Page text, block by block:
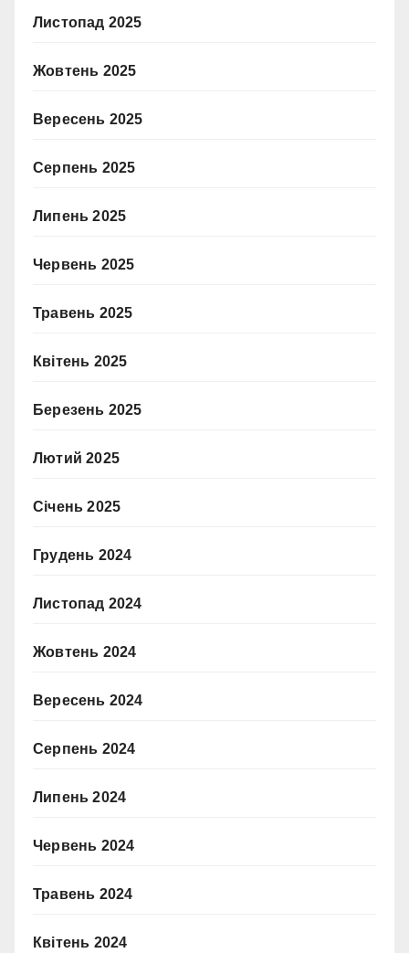
Листопад 2025
Жовтень 2025
Вересень 2025
Серпень 2025
Липень 2025
Червень 2025
Травень 2025
Квітень 2025
Березень 2025
Лютий 2025
Січень 2025
Грудень 2024
Листопад 2024
Жовтень 2024
Вересень 2024
Серпень 2024
Липень 2024
Червень 2024
Травень 2024
Квітень 2024